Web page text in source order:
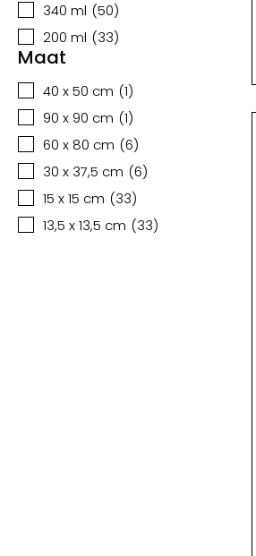
340 ml (50)
200 ml (33)
Maat
40 x 50 cm (1)
90 x 90 cm (1)
60 x 80 cm (6)
30 x 37,5 cm (6)
15 x 15 cm (33)
13,5 x 13,5 cm (33)